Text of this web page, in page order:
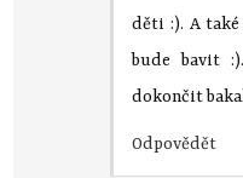
děti :). A
bude bavit
dokončit
Odpovědět